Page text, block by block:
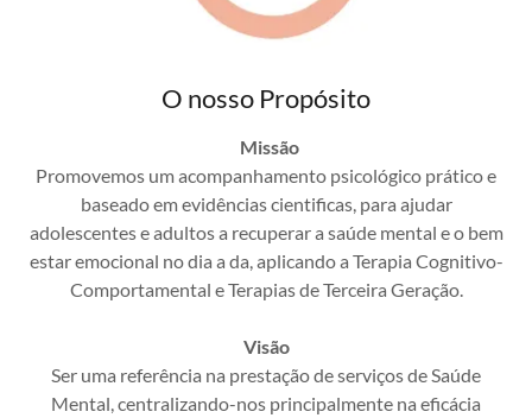
O nosso Propósito
Missão
Promovemos um acompanhamento psicológico prático e
baseado em evidências cientificas, para ajudar
adolescentes e adultos a recuperar a saúde mental e o bem
estar emocional no dia a da, aplicando a Terapia Cognitivo-
Comportamental e Terapias de Terceira Geração.
Visão
Ser uma referência na prestação de serviços de Saúde
Mental, centralizando-nos principalmente na eficácia